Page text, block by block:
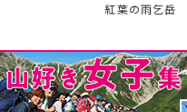
紅葉の雨乞岳